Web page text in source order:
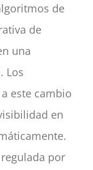
de
de
una
. Los
este cambio
en
por